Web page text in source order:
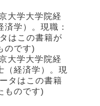
大学大学院経
学）。現職：
はこの書籍が
のです)
大学大学院経
（経済学）。現
タはこの書籍
ものです)